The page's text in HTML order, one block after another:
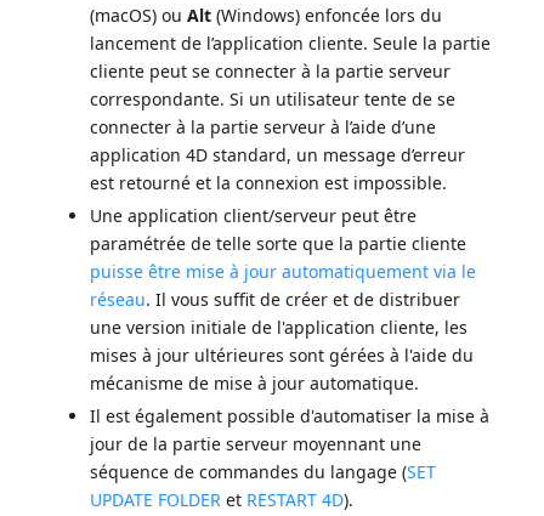
(macOS) ouAlt (Windows) enfoncée lors du
lancement de l’application cliente. Seule la partie
cliente peut se connecter à la partie serveur
correspondante. Si un utilisateur tente de se
connecter à la partie serveur à l’aide d’une
application 4D standard, un message d’erreur
est retourné et la connexion est impossible.
Une application client/serveur peut être
paramétrée de telle sorte que la partie cliente
puisse être mise à jour automatiquement via le
réseau. Il vous suffit de créer et de distribuer
une version initiale de l'application cliente, les
mises à jour ultérieures sont gérées à l'aide du
mécanisme de mise à jour automatique.
Il est également possible d'automatiser la mise à
jour de la partie serveur moyennant une
séquence de commandes du langage (SET
UPDATE FOLDER et RESTART 4D).